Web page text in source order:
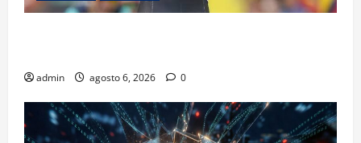
admin agosto 6, 2026 0